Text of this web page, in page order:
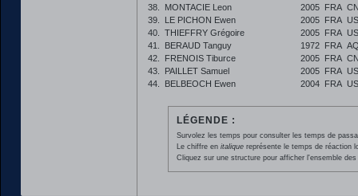
38.
MONTACIE Leon 2005 FRA
39.
LE PICHON Ewen 2005 FRA
40.
THIEFFRY Grégoire 2005 FRA
41.
BERAUD Tanguy 1972 FRA
42.
FRENOIS Tiburce 2005 FRA
43.
PAILLET Samuel 2005 FRA
44.
BELBEOCH Ewen 2004 FRA
LÉGENDE :
Survolez les temps pour consulter les temps de
Le chiffre en italiquereprésente le temps de réaction
Cliquez sur une structure pour afficher l'ensemble